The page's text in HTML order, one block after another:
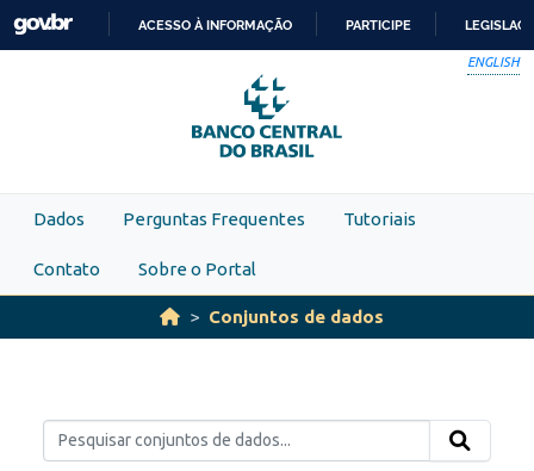
Skip to main content
PARA
O
CONTEÚDO
ACESSO À INFORMAÇÃO PARTICIPE
ENGLISH
Dados Perguntas Frequentes Tutoriais
Contato Sobre o Portal
Conjuntos de dados